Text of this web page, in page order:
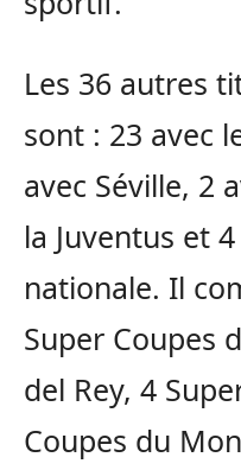
Les 36 autres
sont : 23 avec
avec Séville, 2
la Juventus et
nationale. Il
Super Coupes
del Rey, 4
Coupes du